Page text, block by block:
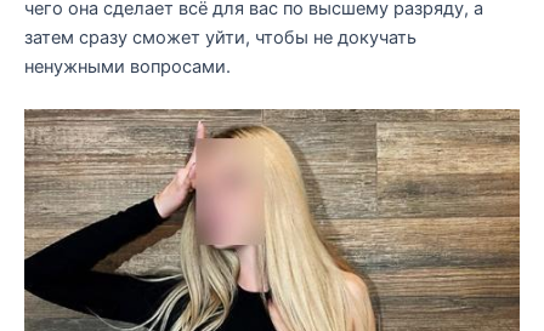
чего она сделает всё для вас по высшему разряду, а
затем сразу сможет уйти, чтобы не докучать
ненужными вопросами.